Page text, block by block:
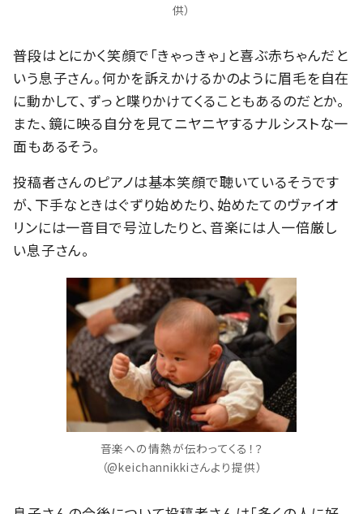
供）
普段はとにかく笑顔で「きゃっきゃ」と喜ぶ赤ちゃんだと
いう息子さん。何かを訴えかけるかのように眉毛を自在
に動かして、ずっと喋りかけてくることもあるのだとか。
また、鏡に映る自分を見てニヤニヤするナルシストな一
面もあるそう。
投稿者さんのピアノは基本笑顔で聴いているそうです
が、下手なときはぐずり始めたり、始めたてのヴァイオ
リンには一音目で号泣したりと、音楽には人一倍厳し
い息子さん。
音楽への情熱が伝わってくる！？
（@keichannikkiさんより提供）